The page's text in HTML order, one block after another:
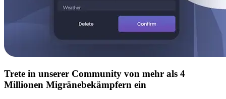
Trete in unserer Community von mehr als 4
Millionen Migränebekämpfern ein